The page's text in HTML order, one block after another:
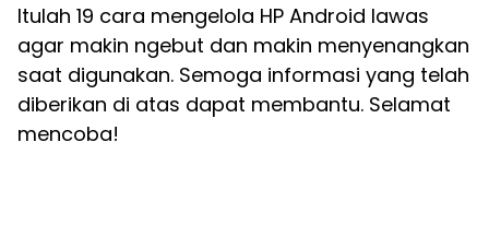
Itulah 19 cara mengelola HP Android lawas
agar makin ngebut dan makin menyenangkan
saat digunakan. Semoga informasi yang telah
diberikan di atas dapat membantu. Selamat
mencoba!